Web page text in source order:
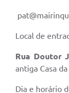
Local de
Rua Doutor
antiga Casa
Dia e horário